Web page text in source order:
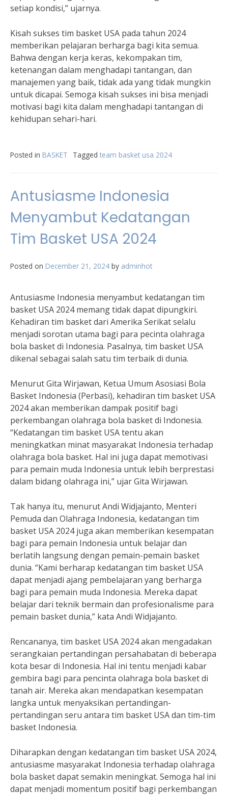
setiap kondisi,” ujarnya.
Kisah sukses tim basket USA pada tahun 2024
memberikan pelajaran berharga bagi kita semua.
Bahwa dengan kerja keras, kekompakan tim,
ketenangan dalam menghadapi tantangan, dan
manajemen yang baik, tidak ada yang tidak mungkin
untuk dicapai. Semoga kisah sukses ini bisa menjadi
motivasi bagi kita dalam menghadapi tantangan di
kehidupan sehari-hari.
Posted in BASKET Tagged team basket usa 2024
Antusiasme Indonesia
Menyambut Kedatangan
Tim Basket USA 2024
Posted on December 21, 2024 by adminhot
Antusiasme Indonesia menyambut kedatangan tim
basket USA 2024 memang tidak dapat dipungkiri.
Kehadiran tim basket dari Amerika Serikat selalu
menjadi sorotan utama bagi para pecinta olahraga
bola basket di Indonesia. Pasalnya, tim basket USA
dikenal sebagai salah satu tim terbaik di dunia.
Menurut Gita Wirjawan, Ketua Umum Asosiasi Bola
Basket Indonesia (Perbasi), kehadiran tim basket USA
2024 akan memberikan dampak positif bagi
perkembangan olahraga bola basket di Indonesia.
“Kedatangan tim basket USA tentu akan
meningkatkan minat masyarakat Indonesia terhadap
olahraga bola basket. Hal ini juga dapat memotivasi
para pemain muda Indonesia untuk lebih berprestasi
dalam bidang olahraga ini,” ujar Gita Wirjawan.
Tak hanya itu, menurut Andi Widjajanto, Menteri
Pemuda dan Olahraga Indonesia, kedatangan tim
basket USA 2024 juga akan memberikan kesempatan
bagi para pemain Indonesia untuk belajar dan
berlatih langsung dengan pemain-pemain basket
dunia. “Kami berharap kedatangan tim basket USA
dapat menjadi ajang pembelajaran yang berharga
bagi para pemain muda Indonesia. Mereka dapat
belajar dari teknik bermain dan profesionalisme para
pemain basket dunia,” kata Andi Widjajanto.
Rencananya, tim basket USA 2024 akan mengadakan
serangkaian pertandingan persahabatan di beberapa
kota besar di Indonesia. Hal ini tentu menjadi kabar
gembira bagi para pencinta olahraga bola basket di
tanah air. Mereka akan mendapatkan kesempatan
langka untuk menyaksikan pertandingan-
pertandingan seru antara tim basket USA dan tim-tim
basket Indonesia.
Diharapkan dengan kedatangan tim basket USA 2024,
antusiasme masyarakat Indonesia terhadap olahraga
bola basket dapat semakin meningkat. Semoga hal ini
dapat menjadi momentum positif bagi perkembangan